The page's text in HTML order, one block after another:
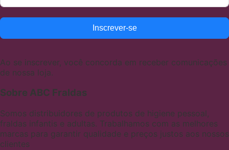
Inscrever-se
Ao se inscrever, você concorda em receber comunicações
de nossa loja.
Sobre ABC Fraldas
Somos distribuidores de produtos de higiene pessoal,
fraldas infantis e adultas. Trabalhamos com as melhores
marcas para garantir qualidade e preços justos aos nossos
clientes